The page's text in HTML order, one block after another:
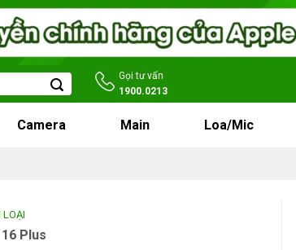
Gọi tư vấn
1900.0213
Camera Main Loa/Mic
LOẠI
Plus